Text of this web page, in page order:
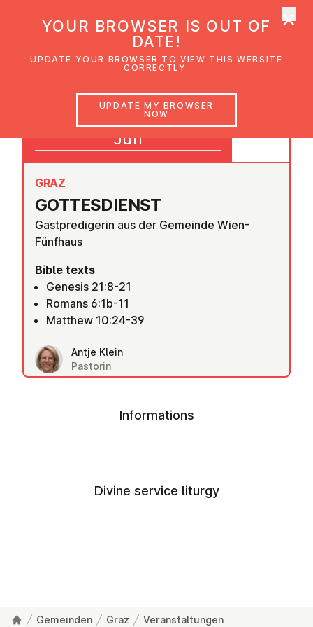
GOTTES­DI­ENST
GRAZ
Gastpredigerin aus der Gemeinde Wien-
Fünfhaus
Bible texts
Genesis 21:8-21
Romans 6:1b-11
Matthew 10:24-39
Antje Klein
Pastorin
21
Jun
Informations
Divine service liturgy
Gemeinden Graz
Veranstaltungen
YOUR BROWSER IS OUT OF
DATE!
UPDATE YOUR BROWSER TO VIEW THIS WEBSITE
CORRECTLY.
UPDATE MY BROWSER
NOW
×